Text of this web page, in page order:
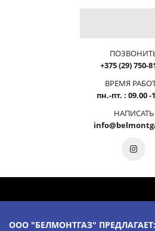
+375 (29) 750-
ВРЕМЯ
пн.-пт. : 09.00 -
НАПИСАТЬ
ООО "БЕЛМОНТГАЗ" ПРЕДЛАГАЕТ: